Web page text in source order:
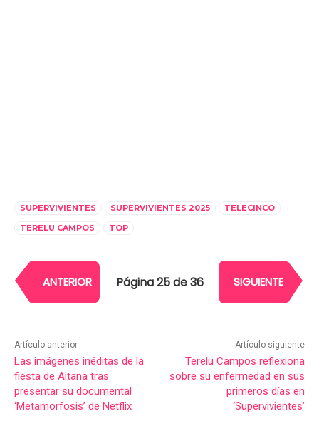
SUPERVIVIENTES SUPERVIVIENTES 2025
TELECINCO
TERELU CAMPOS
TOP
ANTERIOR Página 25 de 36 SIGUIENTE
Artículo anterior
Las imágenes inéditas de la
fiesta de Aitana tras
presentar su documental
‘Metamorfosis’ de Netflix
Artículo siguiente
Terelu Campos reflexiona
sobre su enfermedad en sus
primeros días en
‘Supervivientes’